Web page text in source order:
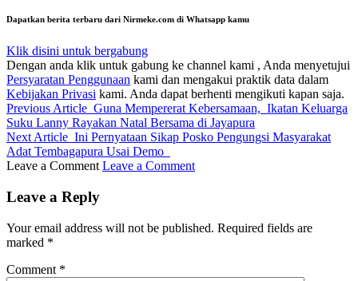
Dapatkan berita terbaru dari Nirmeke.com di Whatsapp kamu
Klik disini untuk bergabung
Dengan anda klik untuk gabung ke channel kami , Anda menyetujui
Persyaratan Penggunaan kami dan mengakui praktik data dalam
Kebijakan Privasi kami. Anda dapat berhenti mengikuti kapan saja.
Previous Article Guna Mempererat Kebersamaan, Ikatan Keluarga
Suku Lanny Rayakan Natal Bersama di Jayapura
Next Article Ini Pernyataan Sikap Posko Pengungsi Masyarakat
Adat Tembagapura Usai Demo
Leave a Comment Leave a Comment
Leave a Reply
Your email address will not be published. Required fields are
marked *
Comment *